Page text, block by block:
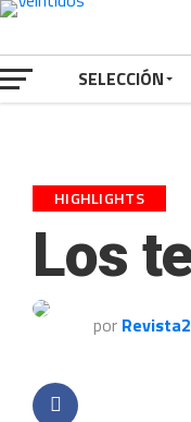
SELECCIÓN
HIGHLIGHTS
Los
por